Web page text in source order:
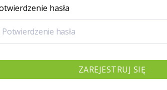
hasła
ZAREJESTRUJ SIĘ